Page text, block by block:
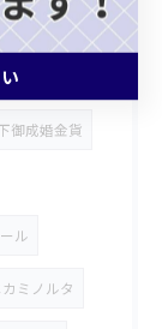
ダル
ジン
御成婚金貨
ル
カミノルタ